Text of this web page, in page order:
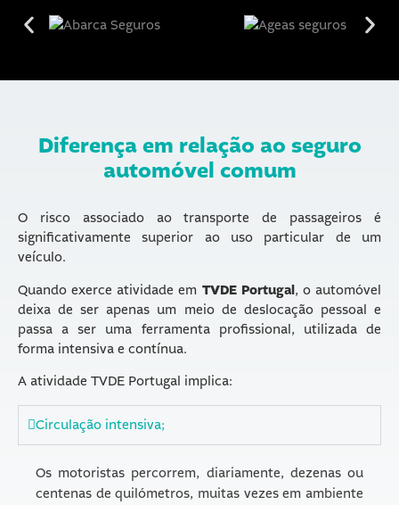
Diferença em relação ao seguro
automóvel comum
O risco associado ao transporte de passageiros é
significativamente superior ao uso particular de um
veículo.
Quando exerce atividade em TVDE Portugal, o automóvel
deixa de ser apenas um meio de deslocação pessoal e
passa a ser uma ferramenta profissional, utilizada de
forma intensiva e contínua.
A atividade TVDE Portugal implica:
Circulação intensiva;
Os motoristas percorrem, diariamente, dezenas ou
centenas de quilómetros, muitas vezes em ambiente